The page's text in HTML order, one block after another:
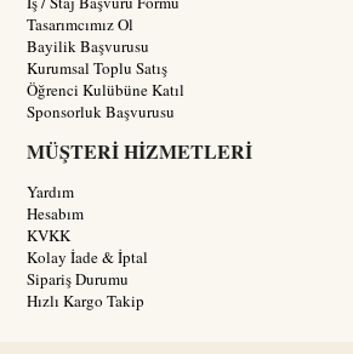
Tasarımcımız Ol
Bayilik Başvurusu
Kurumsal Toplu Satış
Öğrenci Kulübüne Katıl
Sponsorluk Başvurusu
MÜŞTERİ HİZMETLERİ
Yardım
Hesabım
KVKK
Kolay İade & İptal
Sipariş Durumu
Hızlı Kargo Takip